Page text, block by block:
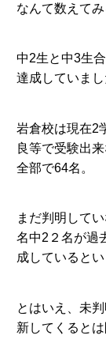
なんて数えて
中2生と中3生
達成していまし
岩倉校は現在2
良等で受験出
全部で64名。
まだ判明して
名中2２名が過
成しているとい
とはいえ、未
新してくると